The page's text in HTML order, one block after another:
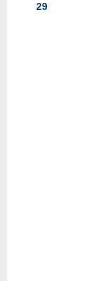
29